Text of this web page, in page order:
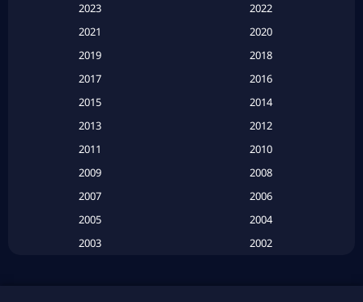
Based on a True Story สร้างจากเรื่องจริง(2)
Based on a True Story เรื่องจริง (20)
Based on a True Story เรื่องจริง (16)
2023
2022
2021
2020
2019
2018
2017
2016
2015
2014
2013
2012
2011
2010
2009
2008
2007
2006
2005
2004
2003
2002